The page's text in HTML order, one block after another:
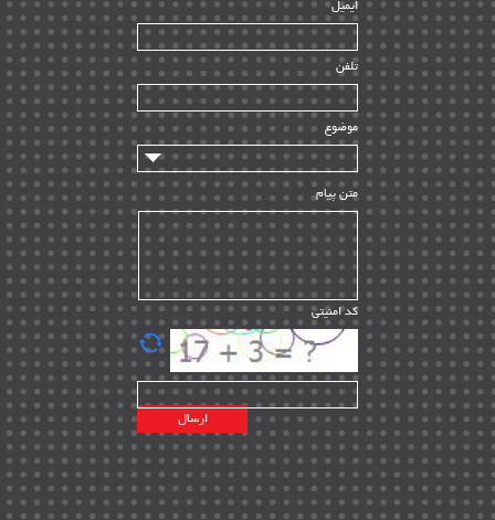
ساخت و نصب | ۱۲
راه اندازی | ۹
سازندگان و تامین کنندگان | ۱۰
تامین مالی و سرمایه گذاری | ۳۲
ماشین آلات
مدیریت پروژه
مدیریت دانش
مدیریت سازمانی و عمومی | ۲
تأمین کالا | ۱۳
EPC | ۲۰
پیمانکاران بین المللی | ۸
اطلاعات انرژی کشورها | ۱۴
پروژه های خارجی | ۱۵
نقشه های نفت و گاز خارجی | ۱۰
شرکت های نفتی | ۱۴
پلانت های فعال | ۴۰
ایمیل
تلفن
موضوع
متن پیام
کد امنیتی